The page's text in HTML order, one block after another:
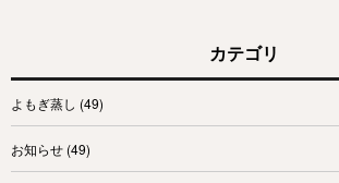
カテゴリ
よもぎ蒸し (49)
お知らせ (49)